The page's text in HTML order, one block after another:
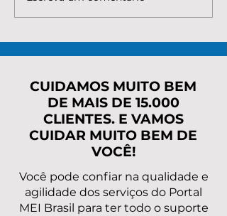
MEI precisa para
pendências
rapidamente?
CUIDAMOS MUITO BEM
DE MAIS DE 15.000
CLIENTES. E VAMOS
CUIDAR MUITO BEM DE
VOCÊ!
Você pode confiar na qualidade e
agilidade dos serviços do Portal
MEI Brasil para ter todo o suporte